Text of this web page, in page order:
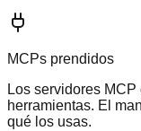
MCPs prendidos
Los servidores
herramientas. El
qué los usas.